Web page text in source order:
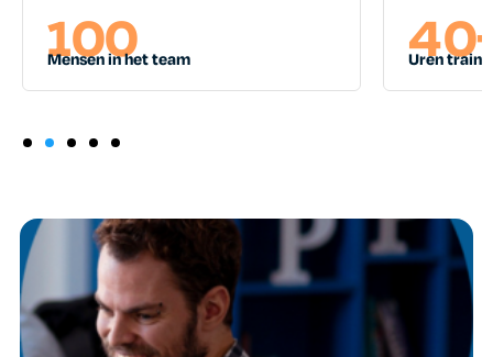
100
Mensen in het team 40+
Uren